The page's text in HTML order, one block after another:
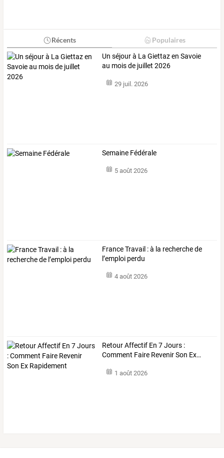
Récents Populaires
Un séjour à La Giettaz en Savoie
au mois de juillet 2026
29 juil. 2026
Semaine Fédérale
5 août 2026
France Travail : à la recherche de
l’emploi perdu
4 août 2026
RetourAffectif En 7Jours :
Comment Faire RevenirSon Ex…
1 août 2026